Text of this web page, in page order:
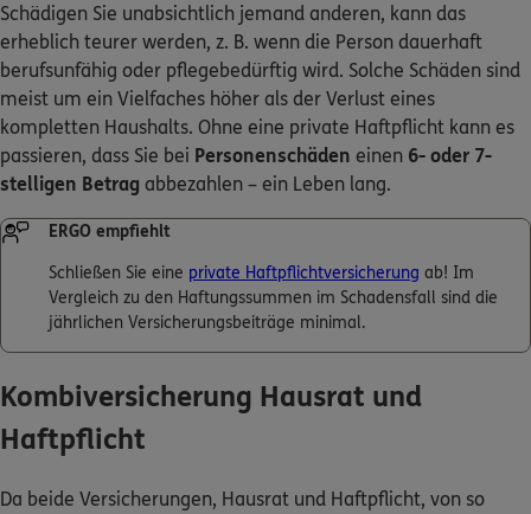
Schädigen Sie unabsichtlich jemand anderen, kann das
erheblich teurer werden, z. B. wenn die Person dauerhaft
berufsunfähig oder pflegebedürftig wird. Solche Schäden sind
meist um ein Vielfaches höher als der Verlust eines
kompletten Haushalts. Ohne eine private Haftpflicht kann es
passieren, dass Sie bei Personenschäden einen 6- oder 7-
stelligen Betrag abbezahlen – ein Leben lang.
ERGO empfiehlt
Schließen Sie eine private Haftpflichtversicherung ab! Im
Vergleich zu den Haftungssummen im Schadensfall sind die
jährlichen Versicherungsbeiträge minimal.
Kombiversicherung Hausrat und
Haftpflicht
Da beide Versicherungen, Hausrat und Haftpflicht, von so